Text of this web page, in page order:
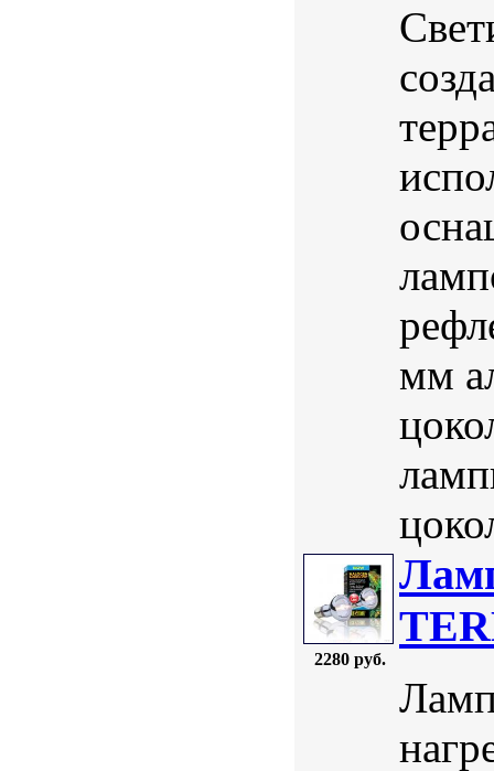
мм
2280 руб.